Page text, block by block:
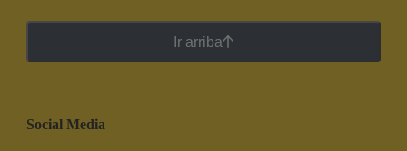
Ir arriba
Social Media